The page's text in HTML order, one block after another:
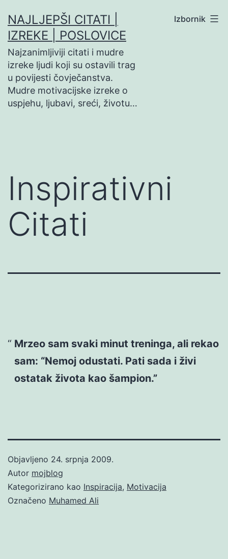
na
sadržaj
NAJLJEPŠI CITATI |
IZREKE | POSLOVICE
Najzanimljiviji citati i mudre
izreke ljudi koji su ostavili trag
u povijesti čovječanstva.
Mudre motivacijske izreke o
uspjehu, ljubavi, sreći, životu…
Izbornik
Inspirativni
Citati
Mrzeo sam svaki minut treninga, ali rekao
sam: “Nemoj odustati. Pati sada i živi
ostatak života kao šampion.”
Objavljeno 24. srpnja 2009.
Autor mojblog
Kategorizirano kao Inspiracija, Motivacija
Označeno Muhamed Ali